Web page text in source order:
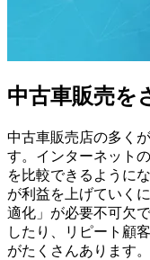
中古車販売を
中古車販売店の多く
す。インターネット
を比較できるように
が利益を上げていく
適化」が必要不可欠
したり、リピート顧
がたくさんあります。